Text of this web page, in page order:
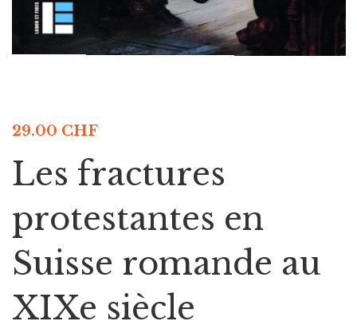
29.00 CHF
Les fractures
protestantes en
Suisse romande au
XIXe siècle